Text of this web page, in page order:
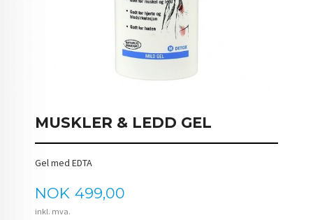
MUSKLER & LEDD GEL
Gel med EDTA
Pris
NOK 499,00
inkl. mva.